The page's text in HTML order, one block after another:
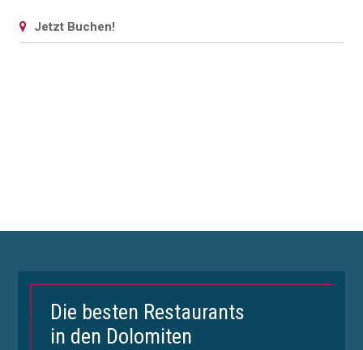
Jetzt Buchen!
Die besten Restaurants
in den Dolomiten